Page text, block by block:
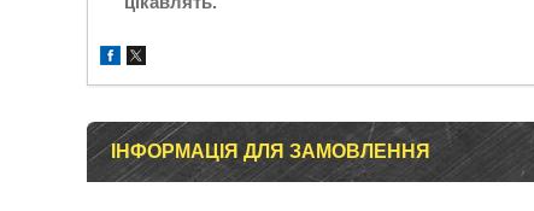
ІНФОРМАЦІЯ ДЛЯ ЗАМОВЛЕННЯ